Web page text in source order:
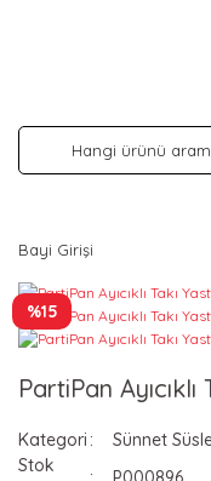
Bayi Girişi
%15
PartiPan
Kategori
Sünnet
Stok